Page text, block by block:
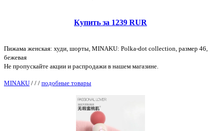
Купить за 1239 RUR
Пижама женская: худи, шорты, MINAKU: Polka-dot collection, размер 46,
бежевая
Не пропускайте акции и распродажи в нашем магазине.
MINAKU / / / подобные товары